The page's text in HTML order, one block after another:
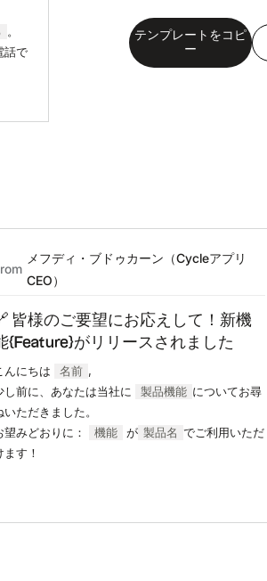
。
話で
テンプレートをコピ
ー
メフディ・ブドゥカーン（Cycleアプリ
CEO）
皆様のご要望にお応えして！新機
{Feature}がリリースされました
んにちは 名前 ,
し前に、あなたは当社に
製品機能 についてお尋
いただきました。
望みどおりに：
機能 が 製品名 でご利用いただ
ます！